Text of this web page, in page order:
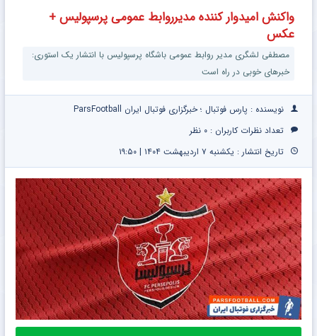
کننده
هدیه
بخر)
واکنش امیدوار کننده مدیرروابط عمومی پرسپولیس +
عکس
مصطفی لشگری مدیر روابط عمومی باشگاه پرسپولیس با انتشار یک استوری:
خبرهای خوبی در راه است
نویسنده : پارس فوتبال ؛ خبرگزاری فوتبال ایران ParsFootball
تعداد نظرات کاربران : ۰ نظر
تاریخ انتشار : یکشنبه ۷ اردیبهشت ۱۴۰۴ | ۱۹:۵۰